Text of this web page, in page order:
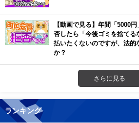
【動画で見る】年間「5000
否したら「今後ゴミを捨てる
払いたくないのですが、法的
か？
さらに見る
ランキング